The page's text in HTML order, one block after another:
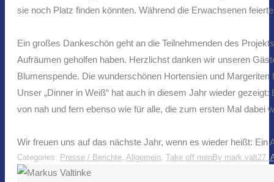
sie noch Platz finden könnten. Während die Erwachsenen
Ein großes Dankeschön geht an die Teilnehmenden des
Aufräumen geholfen haben. Herzlichst danken wir unseren
Blumenspende. Die wunderschönen Hortensien und
Unser „Dinner in Weiß“ hat auch in diesem Jahr wieder
von nah und fern ebenso wie für alle, die zum ersten Mal dabei
Wir freuen uns auf das nächste Jahr, wenn es wieder heißt: Ein
Categories: Presse / Berichte, Allgemein, Take off menBy mark.valt27.